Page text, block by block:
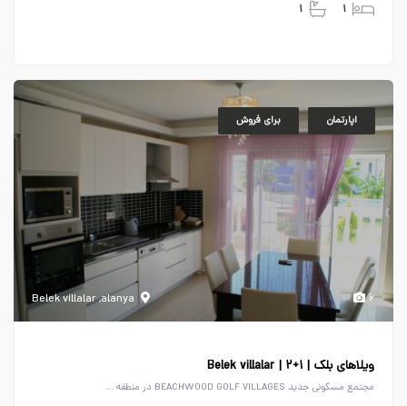
۱ ۱
Belek villalar ,alanya
برای فروش اپارتمان
۶
ویلاهای بلک | Belek villalar | ۲+۱
مجتمع مسکونی جدید BEACHWOOD GOLF VILLAGES در منطقه ...